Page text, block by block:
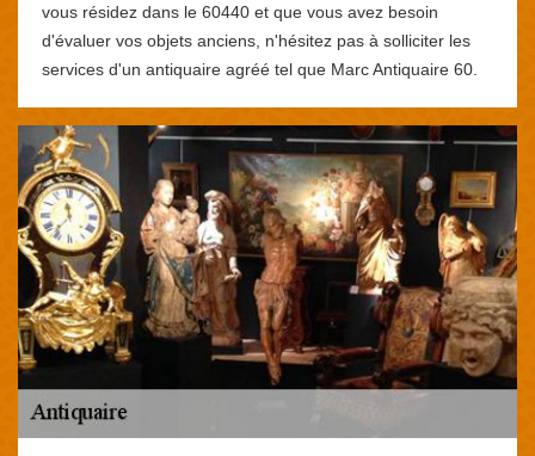
vous résidez dans le 60440 et que vous avez besoin
d'évaluer vos objets anciens, n'hésitez pas à solliciter les
services d'un antiquaire agréé tel que Marc Antiquaire 60.